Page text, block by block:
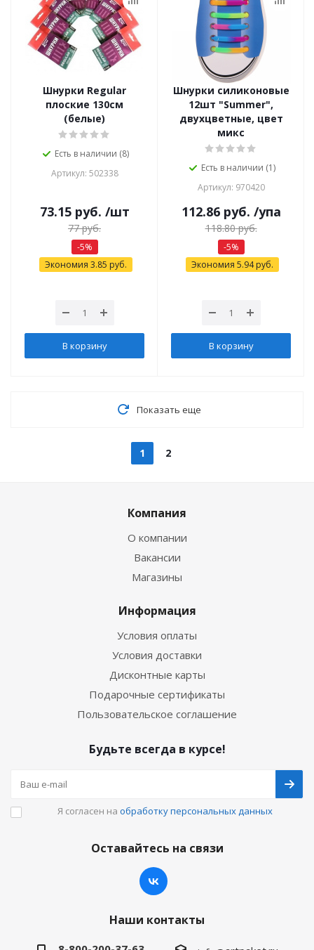
Шнурки Regular
плоские 130см
(белые)
Есть в наличии (8)
Артикул: 502338
73.15руб. /шт
77руб.
-5%
Экономия 3.85 руб.
В корзину
Шнурки силиконовые
12шт "Summer",
двухцветные, цвет
микс
Есть в наличии (1)
Артикул: 970420
112.86руб. /упа
118.80руб.
-5%
Экономия 5.94руб.
В корзину
Показать еще
1 2
Компания
О компании
Вакансии
Магазины
Информация
Условия оплаты
Условия доставки
Дисконтные карты
Подарочные сертификаты
Пользовательское соглашение
Будьте всегда в курсе!
Я согласен на обработку персональных данных
Оставайтесь на связи
Наши контакты